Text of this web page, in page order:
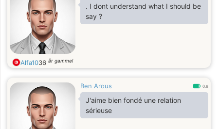
. I dont understand what I should be
say ?
Alfa1036 år gammel
Ben Arous 0.8
J'aime bien fondé une relation
sérieuse